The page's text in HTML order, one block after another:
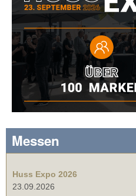
Messen
Huss Expo 2026
23.09.2026